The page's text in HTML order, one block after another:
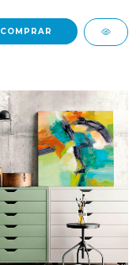
COMPRAR